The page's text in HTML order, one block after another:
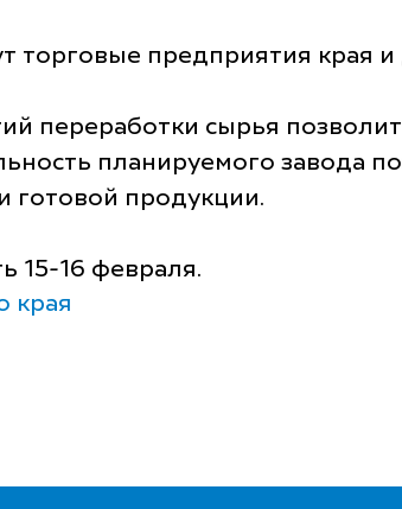
предприятия края и
переработки сырья
планируемого завода
готовой продукции.
15-16 февраля.
края